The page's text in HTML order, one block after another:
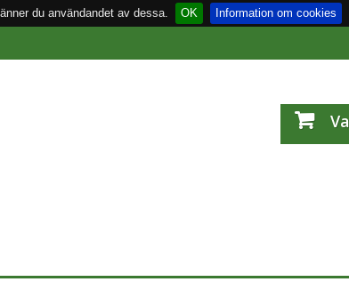
du användandet av dessa. OK Information om cookies